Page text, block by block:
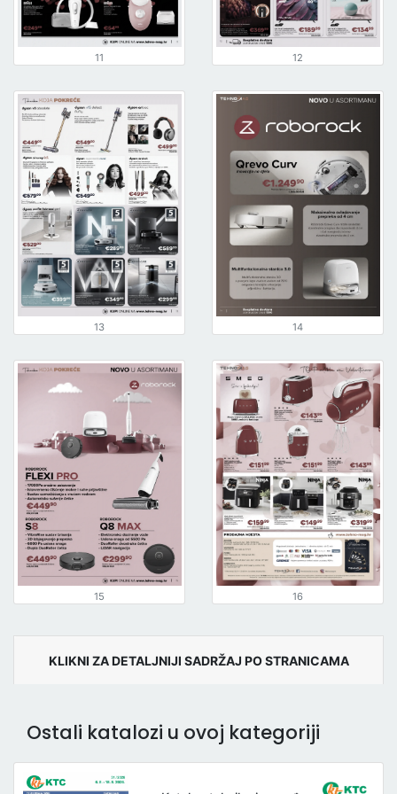
11 12
13 14
15 16
KLIKNI ZA DETALJNIJI SADRŽAJ PO STRANICAMA
Ostali katalozi u ovoj kategoriji